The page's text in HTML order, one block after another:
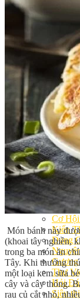
Công Thức
Cách
Cách
Cách
Cách
Cách
Cách
Cách
Cách
Cách
Cách
Cách
Cách
Cách
Video
Tin tức
Tin
Bếp
Kinh
Cơ
Kiến
Dụng
Gương
Thư
Hỏi
Siêu
Món bánh này
(khoai tây nghiền,
trong ba món ăn
Tây. Khi thưởng
một loại kem sữa
cây và cây thông.
rau củ cắt nhỏ,